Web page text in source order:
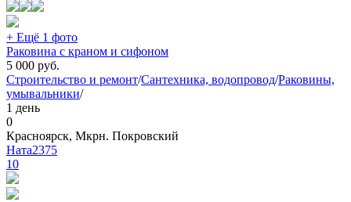
+ Ещё 1 фото
Раковина с краном и сифоном
5 000 руб.
Строительство и ремонт/Сантехника, водопровод/Раковины,
умывальники/
1 день
0
Красноярск, Мкрн. Покровский
Ната2375
10